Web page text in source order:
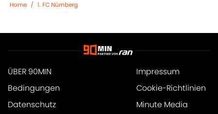
Home / 1. FC Nürnberg
ÜBER 90MIN
Impressum
Bedingungen
Cookie-Richtlinien
Datenschutz
Minute Media